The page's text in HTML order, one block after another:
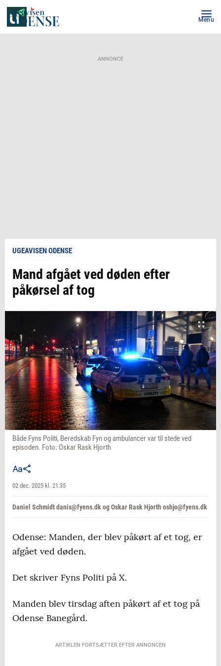
Menu
ANNONCE
UGEAVISEN ODENSE
Mand afgået ved døden efter
påkørsel af tog
Både Fyns Politi, Beredskab Fyn og ambulancer var til stede ved
episoden. Foto: Oskar Rask Hjorth
02 dec. 2025 kl. 21:35
Daniel Schmidt danis@fyens.dk og Oskar Rask Hjorth oshjo@fyens.dk
Odense: Manden, der blev påkørt af et tog, er
afgået ved døden.
Det skriver Fyns Politi på X.
Manden blev tirsdag aften påkørt af et tog på
Odense Banegård.
ARTIKLEN FORTSÆTTER EFTER ANNONCEN